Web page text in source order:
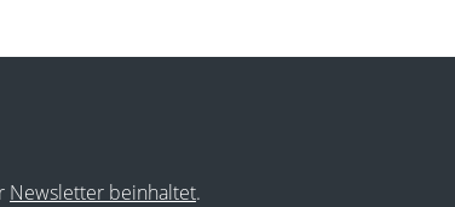
Newsletter beinhaltet.